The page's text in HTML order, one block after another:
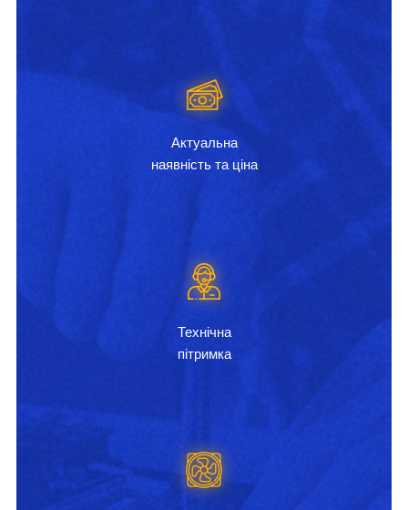
Актуальна
наявність та ціна
Технічна
пітримка